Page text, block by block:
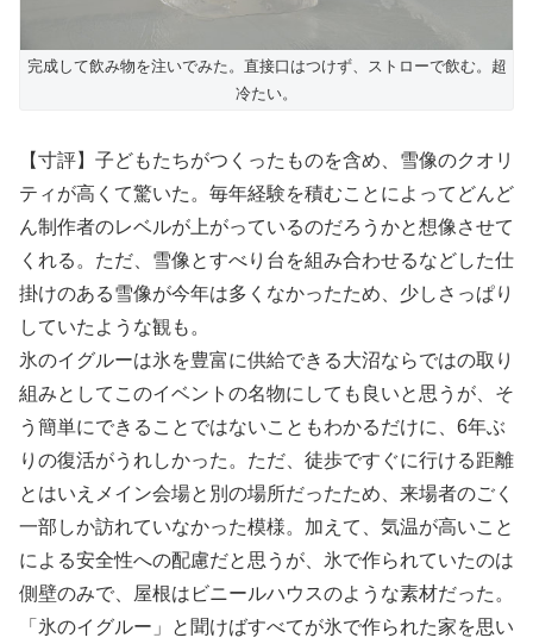
完成して飲み物を注いでみた。直接口はつけず、ストローで飲む。超
冷たい。
【寸評】子どもたちがつくったものを含め、雪像のクオリ
ティが高くて驚いた。毎年経験を積むことによってどんど
ん制作者のレベルが上がっているのだろうかと想像させて
くれる。ただ、雪像とすべり台を組み合わせるなどした仕
掛けのある雪像が今年は多くなかったため、少しさっぱり
していたような観も。
氷のイグルーは氷を豊富に供給できる大沼ならではの取り
組みとしてこのイベントの名物にしても良いと思うが、そ
う簡単にできることではないこともわかるだけに、6年ぶ
りの復活がうれしかった。ただ、徒歩ですぐに行ける距離
とはいえメイン会場と別の場所だったため、来場者のごく
一部しか訪れていなかった模様。加えて、気温が高いこと
による安全性への配慮だと思うが、氷で作られていたのは
側壁のみで、屋根はビニールハウスのような素材だった。
「氷のイグルー」と聞けばすべてが氷で作られた家を思い